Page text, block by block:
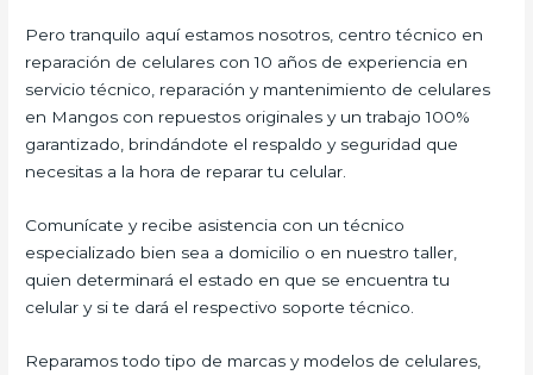
Pero tranquilo aquí estamos nosotros, centro técnico en
reparación de celulares con 10 años de experiencia en
servicio técnico, reparación y mantenimiento de celulares
en Mangos con repuestos originales y un trabajo 100%
garantizado, brindándote el respaldo y seguridad que
necesitas a la hora de reparar tu celular.
Comunícate y recibe asistencia con un técnico
especializado bien sea a domicilio o en nuestro taller,
quien determinará el estado en que se encuentra tu
celular y si te dará el respectivo soporte técnico.
Reparamos todo tipo de marcas y modelos de celulares,